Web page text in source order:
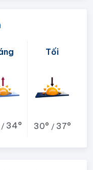
/ 34°
Tối
30° / 37°